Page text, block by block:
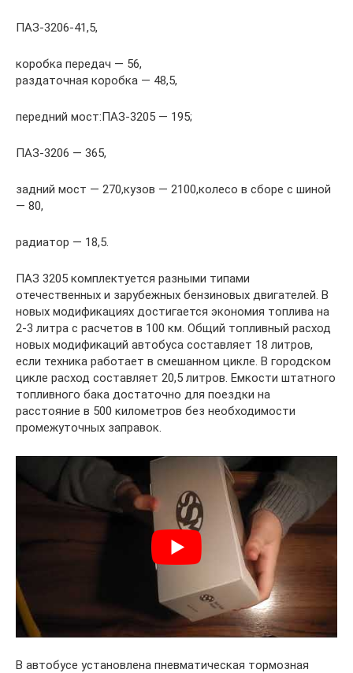
ПАЗ-3206-41,5,
коробка передач — 56,
раздаточная коробка — 48,5,
передний мост:ПАЗ-3205 — 195;
ПАЗ-3206 — 365,
задний мост — 270,кузов — 2100,колесо в сборе с шиной
— 80,
радиатор — 18,5.
ПАЗ 3205 комплектуется разными типами
отечественных и зарубежных бензиновых двигателей. В
новых модификациях достигается экономия топлива на
2-3 литра с расчетов в 100 км. Общий топливный расход
новых модификаций автобуса составляет 18 литров,
если техника работает в смешанном цикле. В городском
цикле расход составляет 20,5 литров. Емкости штатного
топливного бака достаточно для поездки на
расстояние в 500 километров без необходимости
промежуточных заправок.
В автобусе установлена пневматическая тормозная